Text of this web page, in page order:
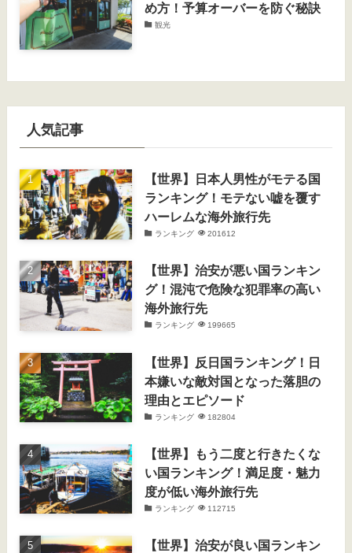
め方！予算オーバーを防ぐ秘訣
観光
人気記事
【世界】日本人男性がモテる国
ランキング！モテない嘘を覆す
ハーレムな海外旅行先
ランキング 201612
【世界】治安が悪い国ランキン
グ！混沌で危険な犯罪率の高い
海外旅行先
ランキング 199665
【世界】反日国ランキング！日
本嫌いな敵対国となった落胆の
理由とエピソード
ランキング 182804
【世界】もう二度と行きたくな
い国ランキング！満足度・魅力
度が低い海外旅行先
ランキング 112715
【世界】治安が良い国ランキン